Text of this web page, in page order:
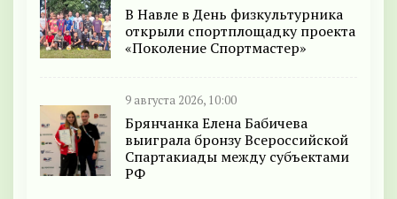
В Навле в День физкультурника
открыли спортплощадку проекта
«Поколение Спортмастер»
9 августа 2026, 10:00
Брянчанка Елена Бабичева
выиграла бронзу Всероссийской
Спартакиады между субъектами
РФ